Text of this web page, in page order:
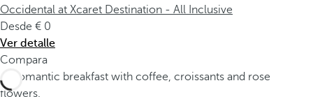
Occidental at Xcaret Destination - All Inclusive
Desde
0
Ver detalle
Compara